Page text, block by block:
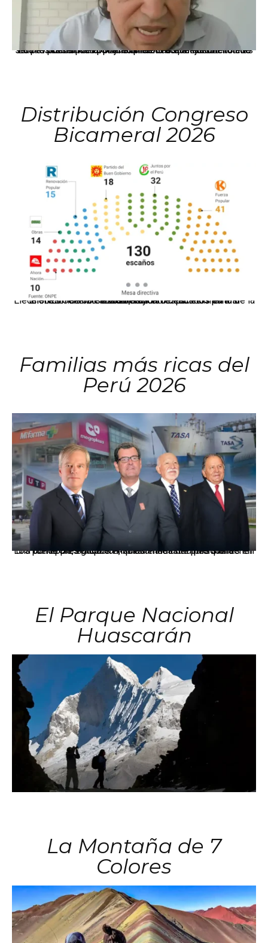
La presidenta Keiko Fujimori informó que la solicitud de indulto presentada por el expresidente Alejandro Toledo será evaluada por la Comisión de Gracias Presidenciales conforme al procedimiento establecido.
Distribución Congreso
Bicameral 2026
El JNE oficializó la distribución de escaños para la elección de 60 senadores y 130 diputados en las Elecciones Generales 2026, tras el restablecimiento de la Bicameralidad.
Familias más ricas del
Perú 2026
Los principales grupos empresariales del país mantienen una fuerte presencia en Áncash mediante inversiones en comercio, educación, salud e industria pesquera.
El Parque Nacional
Huascarán
La Montaña de 7
Colores